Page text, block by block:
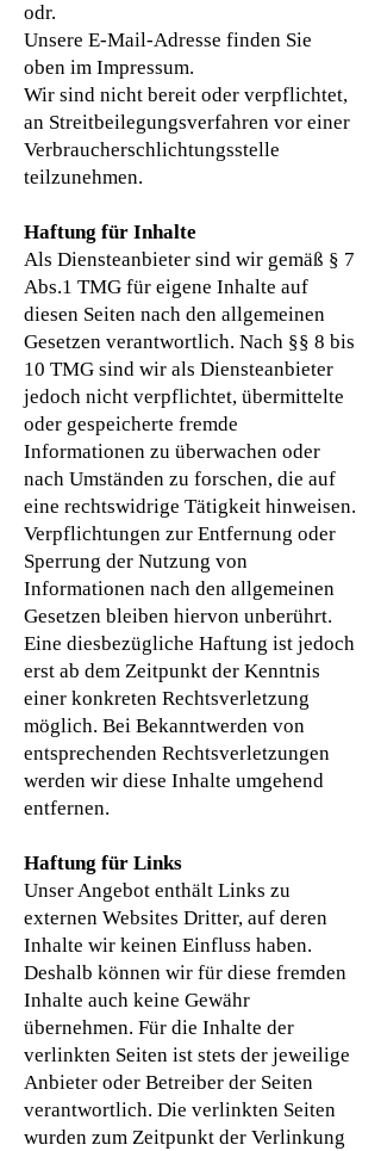
odr.
Unsere E-Mail-Adresse finden Sie
oben im Impressum.
Wir sind nicht bereit oder verpflichtet,
an Streitbeilegungsverfahren vor einer
Verbraucherschlichtungsstelle
teilzunehmen.
Haftung für Inhalte
Als Diensteanbieter sind wir gemäß § 7
Abs.1 TMG für eigene Inhalte auf
diesen Seiten nach den allgemeinen
Gesetzen verantwortlich. Nach §§ 8 bis
10 TMG sind wir als Diensteanbieter
jedoch nicht verpflichtet, übermittelte
oder gespeicherte fremde
Informationen zu überwachen oder
nach Umständen zu forschen, die auf
eine rechtswidrige Tätigkeit hinweisen.
Verpflichtungen zur Entfernung oder
Sperrung der Nutzung von
Informationen nach den allgemeinen
Gesetzen bleiben hiervon unberührt.
Eine diesbezügliche Haftung ist jedoch
erst ab dem Zeitpunkt der Kenntnis
einer konkreten Rechtsverletzung
möglich. Bei Bekanntwerden von
entsprechenden Rechtsverletzungen
werden wir diese Inhalte umgehend
entfernen.
Haftung für Links
Unser Angebot enthält Links zu
externen Websites Dritter, auf deren
Inhalte wir keinen Einfluss haben.
Deshalb können wir für diese fremden
Inhalte auch keine Gewähr
übernehmen. Für die Inhalte der
verlinkten Seiten ist stets der jeweilige
Anbieter oder Betreiber der Seiten
verantwortlich. Die verlinkten Seiten
wurden zum Zeitpunkt der Verlinkung